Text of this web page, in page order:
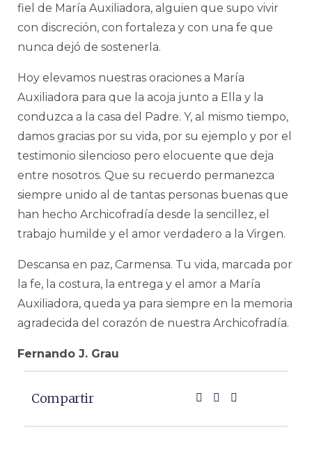
fiel de María Auxiliadora, alguien que supo vivir
con discreción, con fortaleza y con una fe que
nunca dejó de sostenerla.
Hoy elevamos nuestras oraciones a María
Auxiliadora para que la acoja junto a Ella y la
conduzca a la casa del Padre. Y, al mismo tiempo,
damos gracias por su vida, por su ejemplo y por el
testimonio silencioso pero elocuente que deja
entre nosotros. Que su recuerdo permanezca
siempre unido al de tantas personas buenas que
han hecho Archicofradía desde la sencillez, el
trabajo humilde y el amor verdadero a la Virgen.
Descansa en paz, Carmensa. Tu vida, marcada por
la fe, la costura, la entrega y el amor a María
Auxiliadora, queda ya para siempre en la memoria
agradecida del corazón de nuestra Archicofradía.
Fernando J. Grau
Compartir